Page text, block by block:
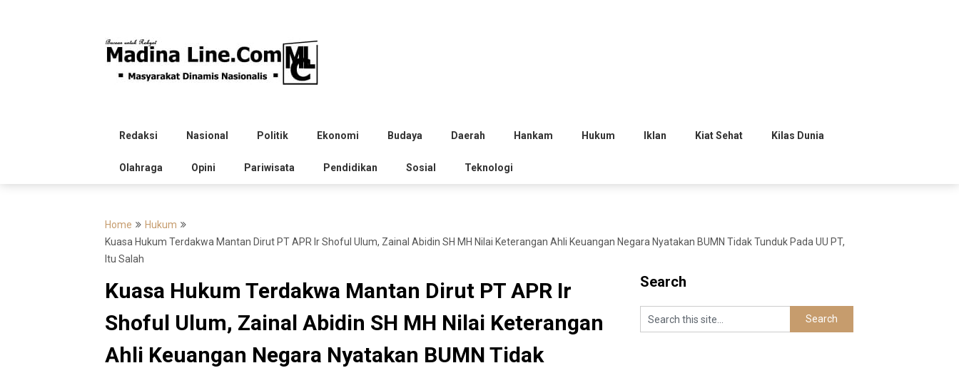
Redaksi Nasional Politik Ekonomi Budaya Daerah Hankam Hukum Iklan Kiat Sehat Kilas Dunia
Olahraga Opini Pariwisata Pendidikan Sosial Teknologi
Home
Hukum
Kuasa Hukum Terdakwa Mantan Dirut PT APR Ir Shoful Ulum, Zainal Abidin SH MH Nilai Keterangan Ahli Keuangan Negara Nyatakan BUMN Tidak Tunduk Pada UU PT,
Itu Salah
Kuasa Hukum Terdakwa Mantan Dirut PT APR Ir
Shoful Ulum, Zainal Abidin SH MH Nilai Keterangan
Ahli Keuangan Negara Nyatakan BUMN Tidak
Search